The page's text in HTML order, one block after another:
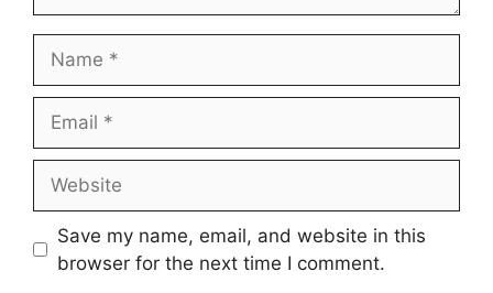
Save my name, email, and website in this
browser for the next time I comment.